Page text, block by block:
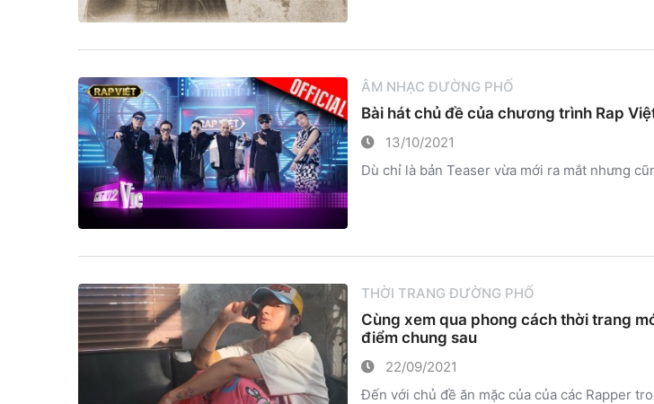
ÂM NHẠC ĐƯỜNG PHỐ
Bài hát chủ đề của chương trình Rap
13/10/2021
Dù chỉ là bản Teaser vừa mới ra mắt nhưng
THỜI TRANG ĐƯỜNG PHỐ
Cùng xem qua phong cách thời trang
điểm chung sau
22/09/2021
Đến với chủ đề ăn mặc của của các Rapper